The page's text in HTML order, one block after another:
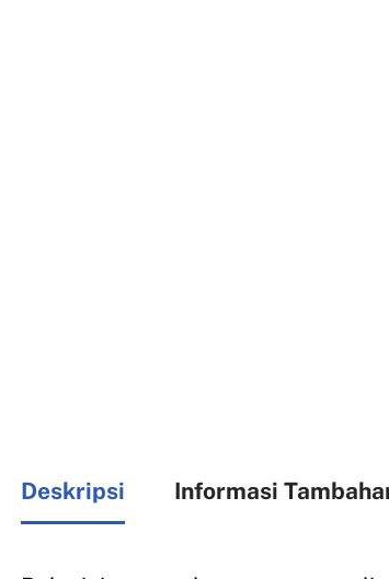
Deskripsi Informasi